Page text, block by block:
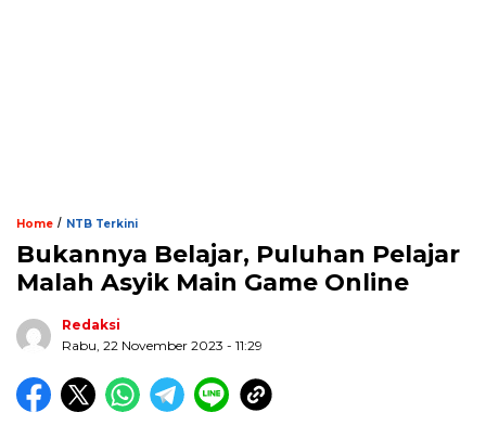
Home / NTB Terkini
Bukannya Belajar, Puluhan Pelajar
Malah Asyik Main Game Online
Redaksi
Rabu, 22 November 2023 - 11:29